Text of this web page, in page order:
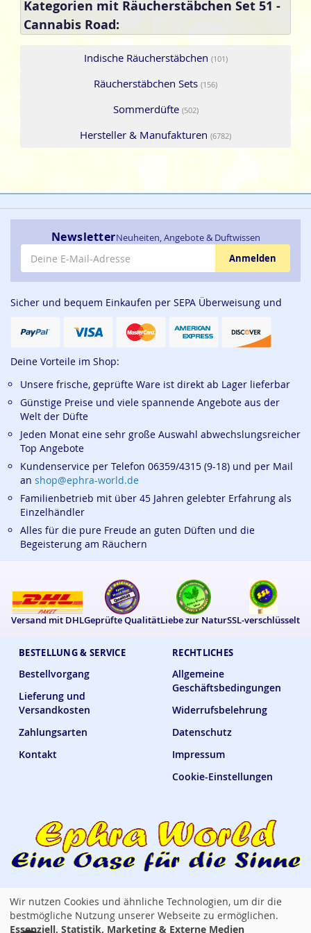
Kategorien mit Räucherstäbchen Set 51 -
Cannabis Road:
Indische Räucherstäbchen (101)
Räucherstäbchen Sets (156)
Sommerdüfte (502)
Hersteller & Manufakturen (6782)
BESTELLUNG & SERVICE
Bestellvorgang
Lieferung und
Versandkosten
Zahlungsarten
Kontakt
RECHTLICHES
Allgemeine
Geschäftsbedingungen
Widerrufsbelehrung
Datenschutz
Impressum
Cookie-Einstellungen
NewsletterNeuheiten, Angebote & Duftwissen
E-Mail-Adresse
Anmelden
Sicher und bequem Einkaufen per SEPA Überweisung und
Deine Vorteile im Shop:
Unsere frische, geprüfte Ware ist direkt ab Lager lieferbar
Günstige Preise und viele spannende Angebote aus der
Welt der Düfte
Jeden Monat eine sehr große Auswahl abwechslungsreicher
Top Angebote
Kundenservice per Telefon 06359/4315 (9-18) und per Mail
an shop@ephra-world.de
Familienbetrieb mit über 45 Jahren gelebter Erfahrung als
Einzelhändler
Alles für die pure Freude an guten Düften und die
Begeisterung am Räuchern
Versand mit DHLGeprüfte QualitätLiebe zur NaturSSL-verschlüsselt
Ephra World Shop —verbindet · versorgt · verwöhnt
Wir nutzen Cookies und ähnliche Technologien, um dir die
bestmögliche Nutzung unserer Webseite zu ermöglichen.
Essenziell, Statistik, Marketing & Externe Medien